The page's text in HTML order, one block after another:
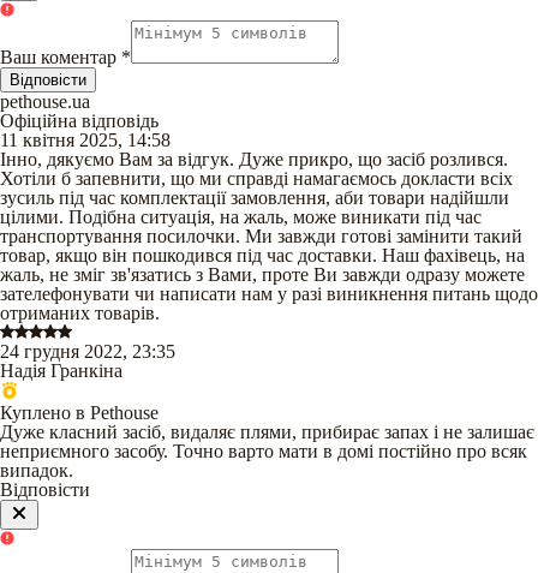
Ваш коментар *
Відповісти
pethouse.ua
Офіційна відповідь
11 квітня 2025, 14:58
Інно, дякуємо Вам за відгук. Дуже прикро, що засіб розлився.
Хотіли б запевнити, що ми справді намагаємось докласти всіх
зусиль під час комплектації замовлення, аби товари надійшли
цілими. Подібна ситуація, на жаль, може виникати під час
транспортування посилочки. Ми завжди готові замінити такий
товар, якщо він пошкодився під час доставки. Наш фахівець, на
жаль, не зміг зв'язатись з Вами, проте Ви завжди одразу можете
зателефонувати чи написати нам у разі виникнення питань щодо
отриманих товарів.
24 грудня 2022, 23:35
Надія Гранкіна
Куплено в Pethouse
Дуже класний засіб, видаляє плями, прибирає запах і не залишає
неприємного засобу. Точно варто мати в домі постійно про всяк
випадок.
Відповісти